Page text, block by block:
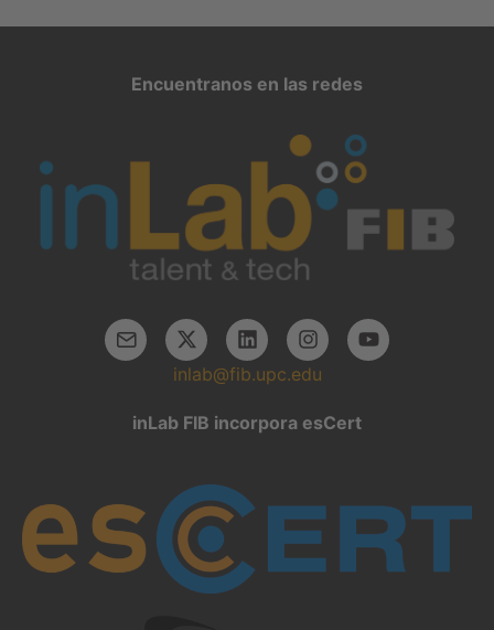
Encuentranos en las redes
inlab@fib.upc.edu
inLab FIB incorpora esCert